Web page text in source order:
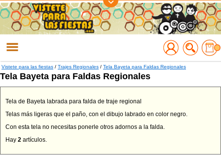
Regístrate
Accede
Vistete para las fiestas / Trajes Regionales / Tela Bayeta para Faldas Regionales
Tela Bayeta para Faldas Regionales
Tela de Bayeta labrada para falda de traje regional
Telas más ligeras que el paño, con el dibujo labrado en color negro.
Con esta tela no necesitas ponerle otros adornos a la falda.
Hay 2 artículos.